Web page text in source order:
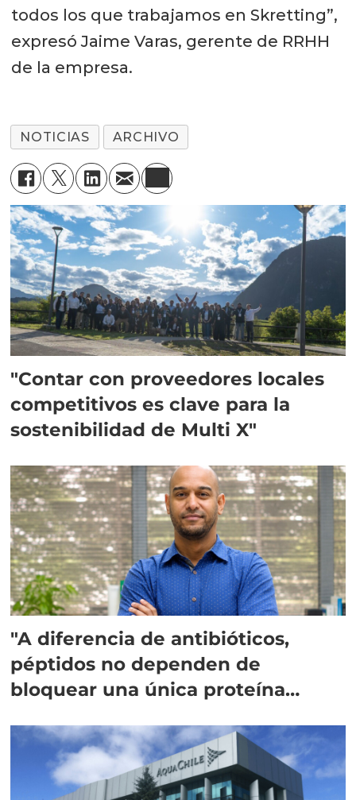
todos los que trabajamos en Skretting”,
expresó Jaime Varas, gerente de RRHH
de la empresa.
NOTICIAS ARCHIVO
"Contar con proveedores locales
competitivos es clave para la
sostenibilidad de Multi X"
"A diferencia de antibióticos,
péptidos no dependen de
bloquear una única proteína